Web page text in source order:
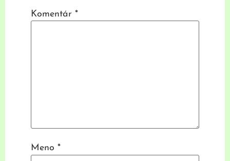
Komentár *
Meno *